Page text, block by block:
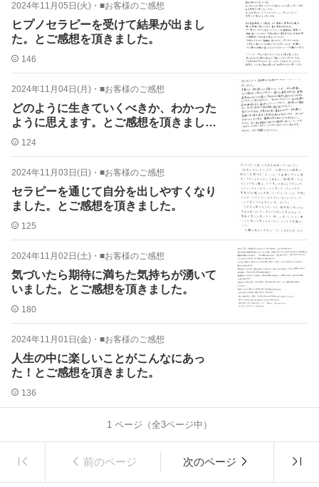
2024年11月05日(火) ・ ■お客様のご感想
ヒプノセラピーを受けて結果が出まし
た。とご感想を頂きました。
146
2024年11月04日(月) ・ ■お客様のご感想
どのように生きていくべきか、わかった
ように思えます。とご感想を頂きまし
た。
124
2024年11月03日(日) ・ ■お客様のご感想
セラピーを通じて自分を出しやすくなり
ました。とご感想を頂きました。
125
2024年11月02日(土) ・ ■お客様のご感想
気づいたら期待に満ちた気持ちが湧いて
いました。とご感想を頂きました。
180
2024年11月01日(金) ・ ■お客様のご感想
人生の中に楽しいことがこんなにあっ
た！とご感想を頂きました。
136
1 ページ（全3ページ中）
前のページ 次のページ